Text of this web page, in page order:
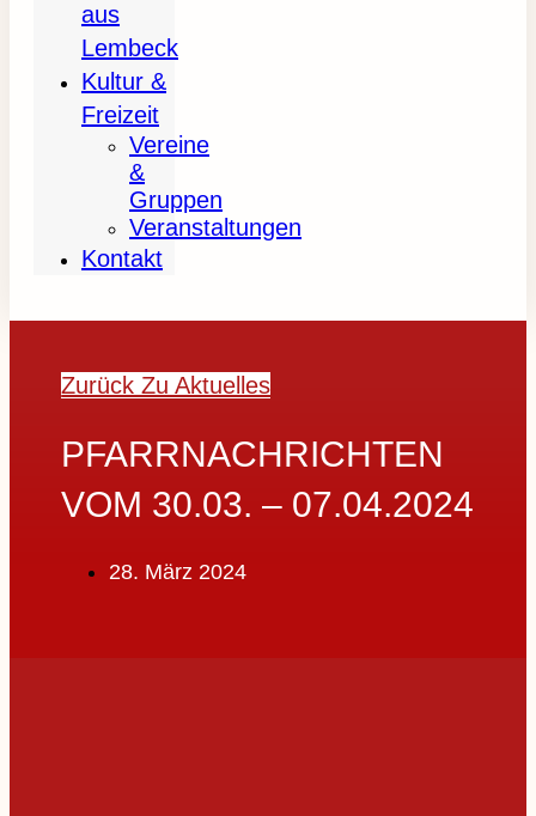
aus
Lembeck
Kultur &
Freizeit
Vereine
&
Gruppen
Veranstaltungen
Kontakt
Zurück Zu Aktuelles
PFARRNACHRICHTEN
VOM 30.03. – 07.04.2024
28. März 2024